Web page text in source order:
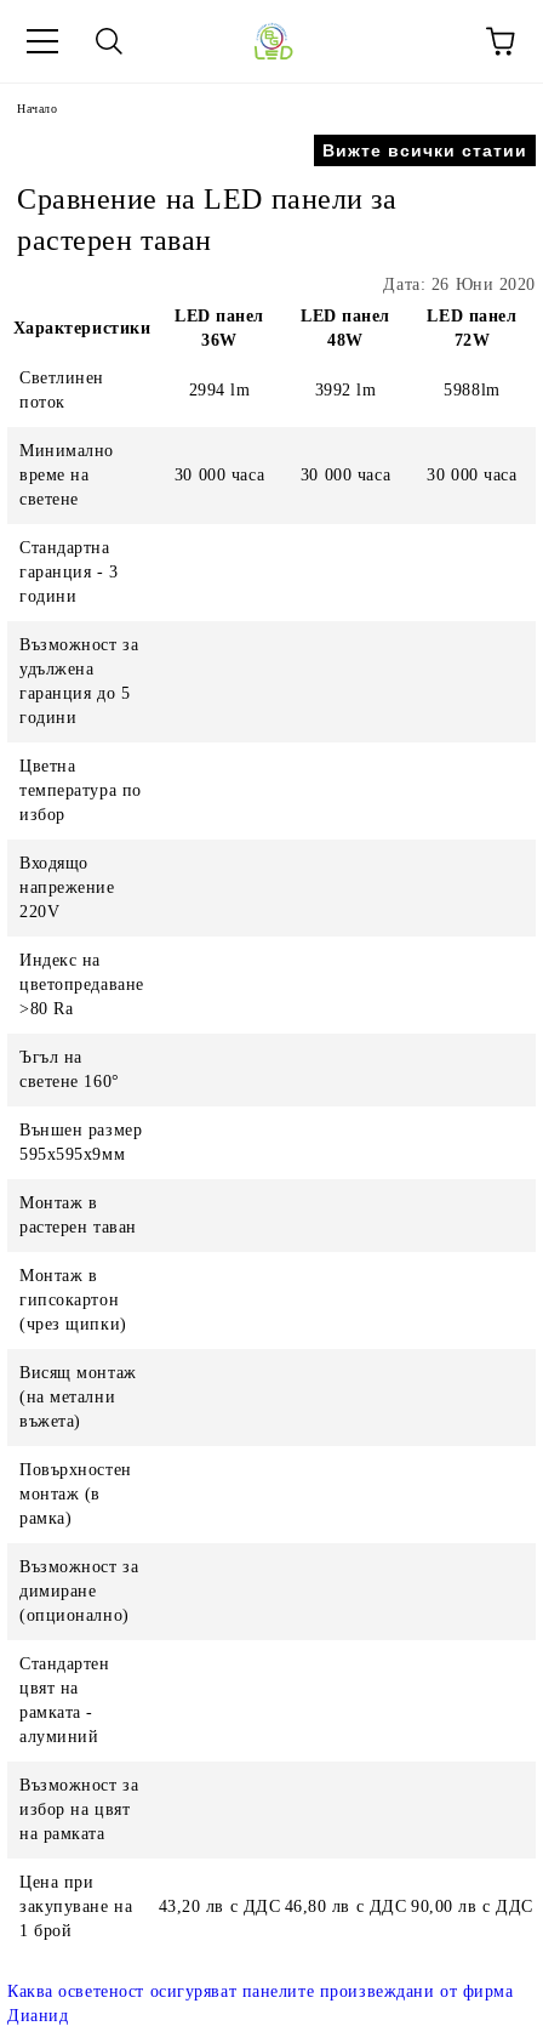
Начало
Вижте всички статии
Сравнение на LED панели за
растерен таван
Дата: 26 Юни 2020
Характеристики
LED панел
36W
LED панел
48W
LED панел
72W
Светлинен
поток
2994 lm 3992 lm 5988lm
Минимално
време на
светене
30 000 часа 30 000 часа 30 000 часа
Стандартна
гаранция - 3
години
Възможност за
удължена
гаранция до 5
години
Цветна
температура по
избор
Входящо
напрежение
220V
Индекс на
цветопредаване
>80 Ra
Ъгъл на
светене 160°
Външен размер
595x595x9мм
Монтаж в
растерен таван
Монтаж в
гипсокартон
(чрез щипки)
Висящ монтаж
(на метални
въжета)
Повърхностен
монтаж (в
рамка)
Възможност за
димиране
(опционално)
Стандартен
цвят на
рамката -
алуминий
Възможност за
избор на цвят
на рамката
Цена при
закупуване на
1 брой
43,20 лв с ДДС 46,80 лв с ДДС 90,00 лв с ДДС
Каква осветеност осигуряват панелите произвеждани от фирма
Дианид